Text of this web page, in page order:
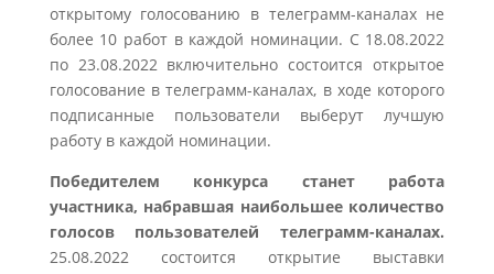
открытому голосованию в телеграмм-каналах не
более 10 работ в каждой номинации. С 18.08.2022
по 23.08.2022 включительно состоится открытое
голосование в телеграмм-каналах, в ходе которого
подписанные пользователи выберут лучшую
работу в каждой номинации.
Победителем конкурса станет работа
участника, набравшая наибольшее количество
голосов пользователей телеграмм-каналах.
25.08.2022 состоится открытие выставки